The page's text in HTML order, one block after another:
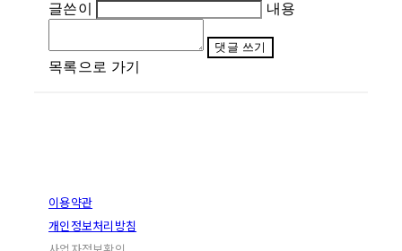
글쓴이
내용
댓글 쓰기
목록으로 가기
이용약관
개인정보처리방침